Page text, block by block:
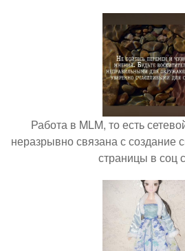
Работа в MLM, то есть
неразрывно связана с создание
страницы в соц